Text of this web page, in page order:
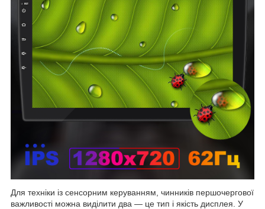
Для техніки із сенсорним керуванням, чинників першочергової
важливості можна виділити два — це тип і якість дисплея. У